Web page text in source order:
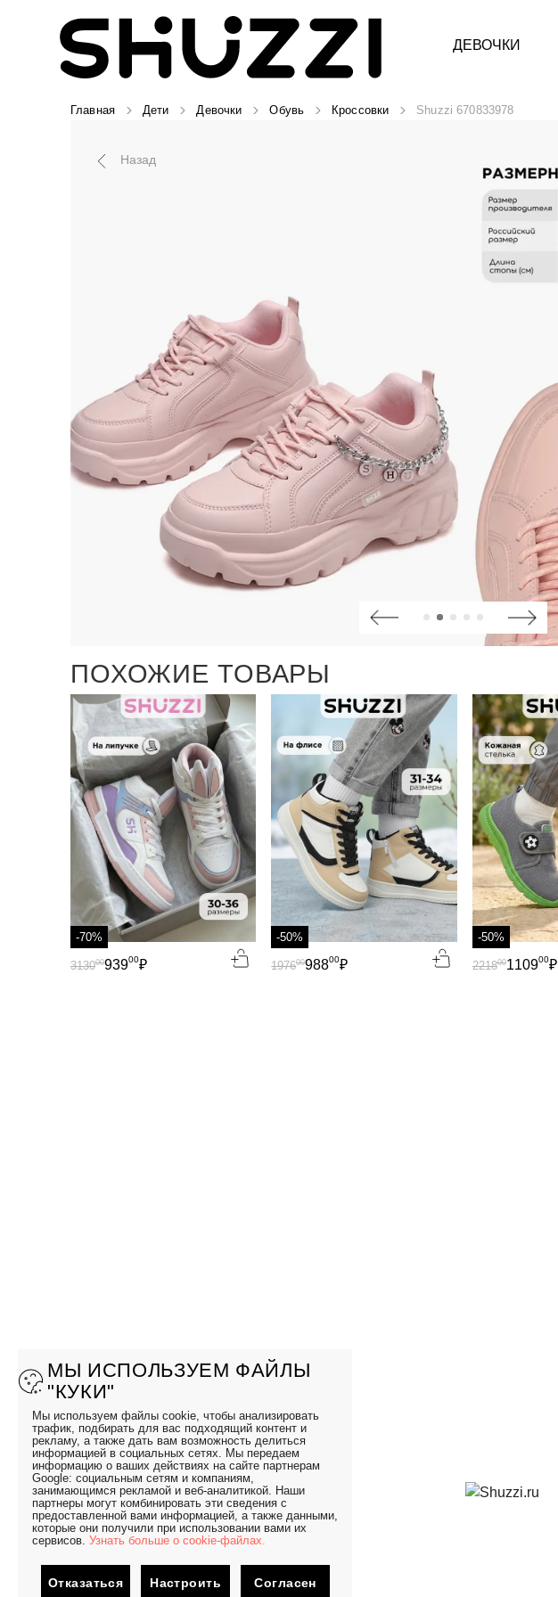
ДЕВОЧКИ
Главная Дети Девочки Обувь Кроссовки Shuzzi 670833978
Назад
ПОХОЖИЕ ТОВАРЫ
-70%
93900₽
313000
-50%
98800₽
197600
-50%
110900₽
221800
МЫ ИСПОЛЬЗУЕМ ФАЙЛЫ
"КУКИ"
Мы используем файлы cookie, чтобы анализировать
трафик, подбирать для вас подходящий контент и
рекламу, а также дать вам возможность делиться
информацией в социальных сетях. Мы передаем
информацию о ваших действиях на сайте партнерам
Google: социальным сетям и компаниям,
занимающимся рекламой и веб-аналитикой. Наши
партнеры могут комбинировать эти сведения с
предоставленной вами информацией, а также данными,
которые они получили при использовании вами их
сервисов. Узнать больше о cookie-файлах.
Отказаться Настроить Согласен